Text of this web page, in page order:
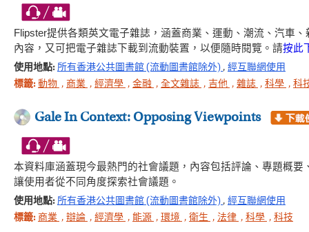
Flipster提供各類英文電子雜誌，涵蓋商業、運動、潮流、汽車
內容，又可把電子雜誌下載到流動裝置，以便隨時閱覽。請按此
使用地點: 所有香港公共圖書館 (流動圖書館除外) , 經互聯網使用
標籤: 動物 , 商業 , 經濟學 , 金融 , 全文雜誌 , 吉他 , 雜誌 , 科學 , 科
Gale In Context: Opposing Viewpoints
本資料庫涵蓋現今最熱門的社會議題，內容包括評論、專題概
讓使用者從不同角度探索社會議題。
使用地點: 所有香港公共圖書館 (流動圖書館除外) , 經互聯網使用
標籤: 商業 , 辯論 , 經濟學 , 能源 , 環境 , 衛生 , 法律 , 科學 , 科技